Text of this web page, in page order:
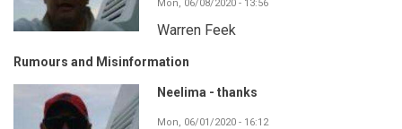
Mon, 06/08/2020 - 13:56
Warren Feek
Rumours and Misinformation
Neelima - thanks
Mon, 06/01/2020 - 16:12